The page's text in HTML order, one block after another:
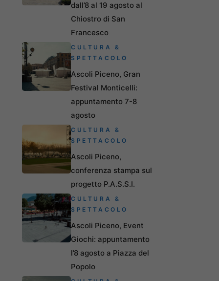
dall’8 al 19 agosto al
Chiostro di San
Francesco
CULTURA &
SPETTACOLO
Ascoli Piceno, Gran
Festival Monticelli:
appuntamento 7-8
agosto
CULTURA &
SPETTACOLO
Ascoli Piceno,
conferenza stampa sul
progetto P.A.S.S.I.
CULTURA &
SPETTACOLO
Ascoli Piceno, Event
Giochi: appuntamento
l’8 agosto a Piazza del
Popolo